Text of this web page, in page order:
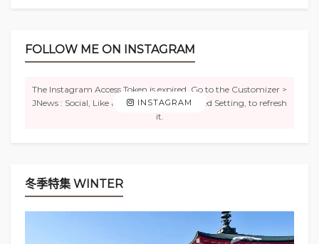
沙面地方面積不大，由幾條小街組成。這裡有舊銀
FOLLOW ME ON INSTAGRAM
INSTAGRAM
The Instagram Access Token is expired, Go to the Customizer >
JNews : Social, Like & View > Instagram Feed Setting, to refresh
it.
冬季特集 WINTER